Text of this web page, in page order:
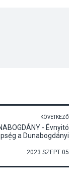
KÖVETKEZŐ
- Évnyitó
a Dunabogdányi
2023 SZEPT 05